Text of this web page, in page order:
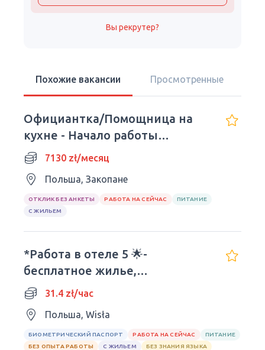
Вы рекрутер?
Похожие вакансии Просмотренные
Официантка/Помощница на
кухне - Начало работы
немедленно.
7130 zł/месяц
Польша, Закопане
ОТКЛИК БЕЗ АНКЕТЫ РАБОТА НА СЕЙЧАС
ПИТАНИЕ
С ЖИЛЬЕМ
*Работа в отеле 5 🌟-
бесплатное жилье,
РАЗЛИЧНЫЕ ПОЗИЦИИ*
31.4 zł/час
Польша, Wisła
БИОМЕТРИЧЕСКИЙ ПАСПОРТ РАБОТА НА СЕЙЧАС
ПИТАНИЕ
БЕЗ ОПЫТА РАБОТЫ
С ЖИЛЬЕМ БЕЗ ЗНАНИЯ ЯЗЫКА